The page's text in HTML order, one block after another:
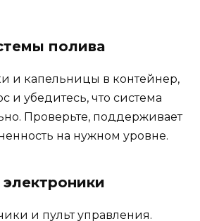
полива
и капельницы в контейнер,
и убедитесь, что система
Проверьте, поддерживает
на нужном уровне.
и пульт управления.